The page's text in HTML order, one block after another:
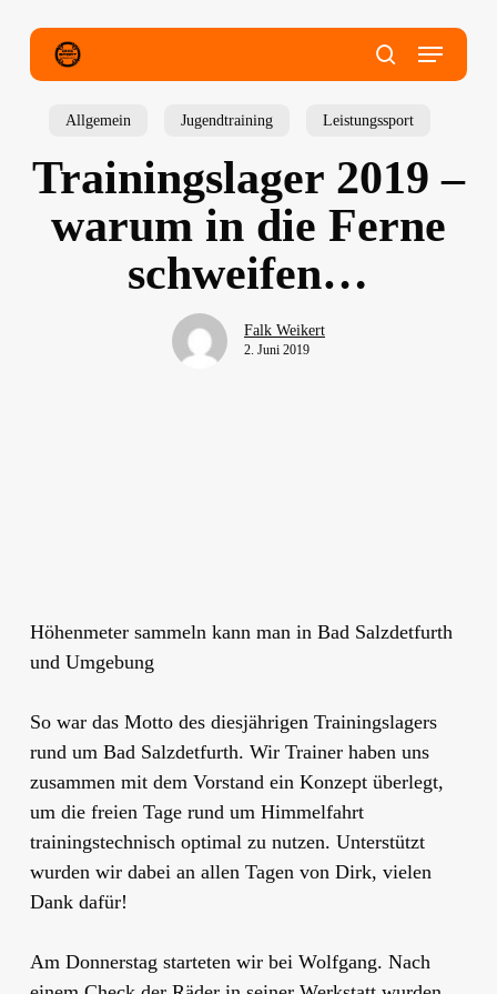
search
Menu
Allgemein Jugendtraining Leistungssport
Trainingslager 2019 –
warum in die Ferne
schweifen…
Falk Weikert
2. Juni 2019
Höhenmeter sammeln kann man in Bad Salzdetfurth
und Umgebung
So war das Motto des diesjährigen Trainingslagers
rund um Bad Salzdetfurth. Wir Trainer haben uns
zusammen mit dem Vorstand ein Konzept überlegt,
um die freien Tage rund um Himmelfahrt
trainingstechnisch optimal zu nutzen. Unterstützt
wurden wir dabei an allen Tagen von Dirk, vielen
Dank dafür!
Am Donnerstag starteten wir bei Wolfgang. Nach